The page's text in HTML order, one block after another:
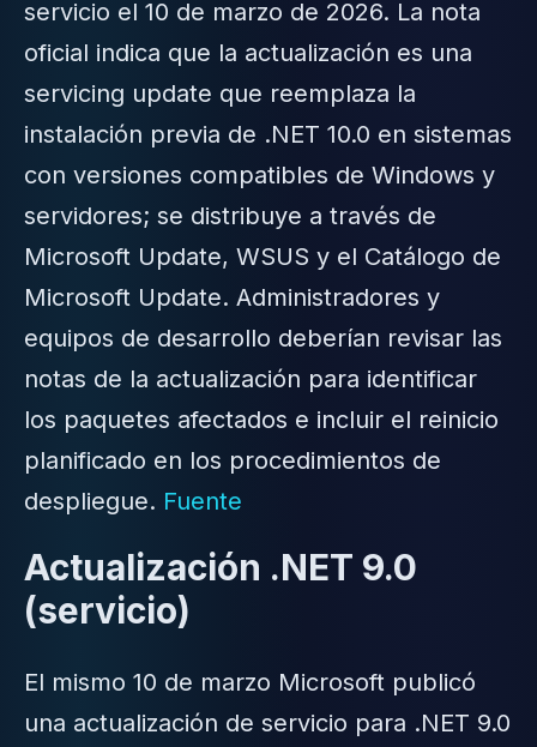
servicio el 10 de marzo de 2026. La nota
oficial indica que la actualización es una
servicing update que reemplaza la
instalación previa de .NET 10.0 en sistemas
con versiones compatibles de Windows y
servidores; se distribuye a través de
Microsoft Update, WSUS y el Catálogo de
Microsoft Update. Administradores y
equipos de desarrollo deberían revisar las
notas de la actualización para identificar
los paquetes afectados e incluir el reinicio
planificado en los procedimientos de
despliegue. Fuente
Actualización .NET 9.0
(servicio)
El mismo 10 de marzo Microsoft publicó
una actualización de servicio para .NET 9.0